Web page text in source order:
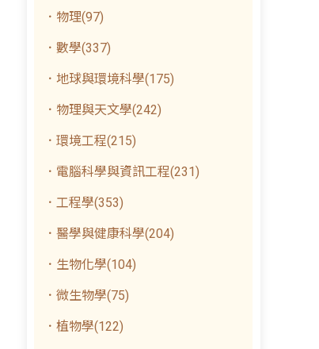
．物理(97)
．數學(337)
．地球與環境科學(175)
．物理與天文學(242)
．環境工程(215)
．電腦科學與資訊工程(231)
．工程學(353)
．醫學與健康科學(204)
．生物化學(104)
．微生物學(75)
．植物學(122)